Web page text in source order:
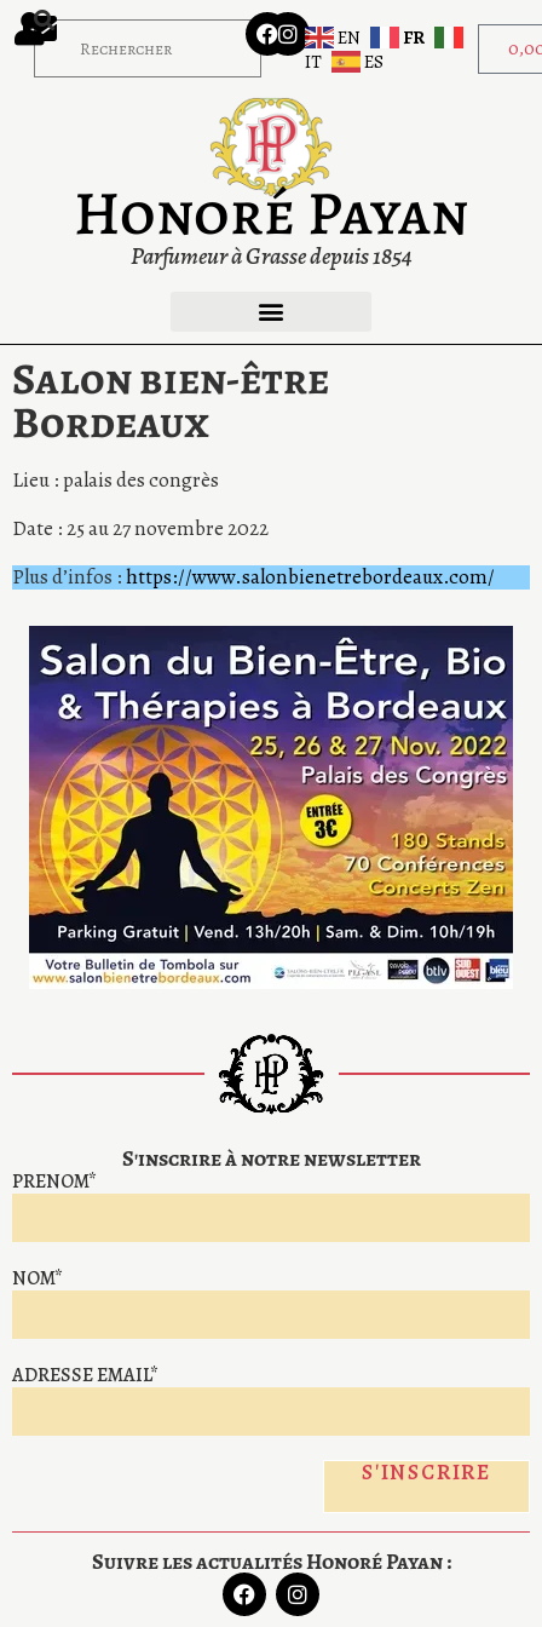
EN
FR
IT
ES
Honoré Payan
Parfumeur à Grasse depuis 1854
Salon bien-être
Bordeaux
Lieu : palais des congrès
Date : 25 au 27 novembre 2022
Plus d’infos :https://www.salonbienetrebordeaux.com/
S'inscrire à notre newsletter
PRENOM*
NOM*
ADRESSE EMAIL*
Suivre les actualités Honoré Payan :